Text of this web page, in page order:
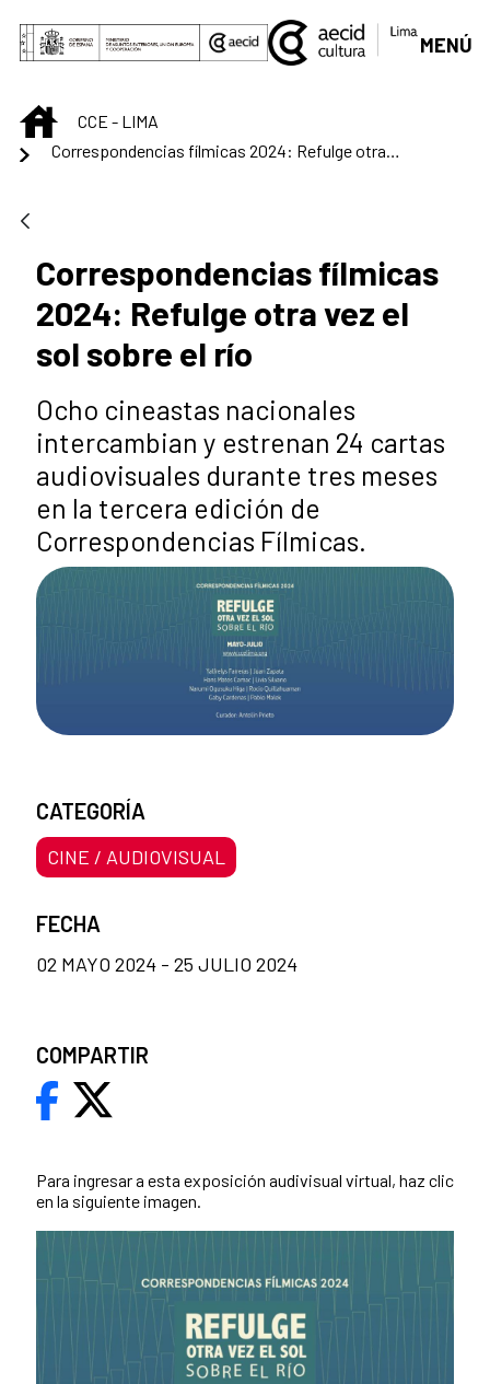
Saltar al contenido principal
MENÚ
INICIOCCE - LIMA
Correspondencias fílmicas 2024: Refulge otra vez el sol sobre el río
Correspondencias fílmicas
2024: Refulge otra vez el
sol sobre el río
Ocho cineastas nacionales
intercambian y estrenan 24 cartas
audiovisuales durante tres meses
en la tercera edición de
Correspondencias Fílmicas.
Para ingresar a esta exposición audivisual virtual, haz clic
en la siguiente imagen.
CATEGORÍA
CINE / AUDIOVISUAL
FECHA
02 MAYO 2024 - 25 JULIO 2024
COMPARTIR